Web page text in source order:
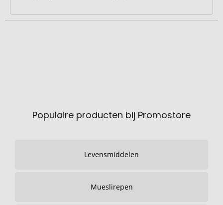
Populaire producten bij Promostore
Levensmiddelen
Mueslirepen